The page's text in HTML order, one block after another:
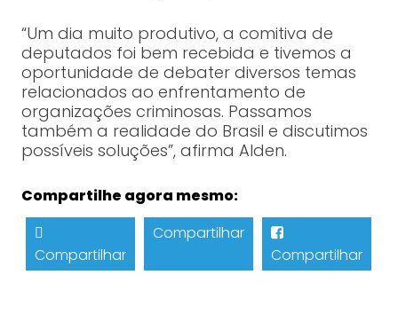
“Um dia muito produtivo, a comitiva de
deputados foi bem recebida e tivemos a
oportunidade de debater diversos temas
relacionados ao enfrentamento de
organizações criminosas. Passamos
também a realidade do Brasil e discutimos
possíveis soluções”, afirma Alden.
Compartilhe agora mesmo:
Compartilhar
Compartilhar
Compartilhar